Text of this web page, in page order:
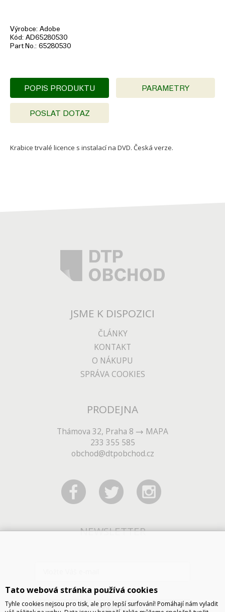
Výrobce Adobe
Kód AD65280530
Part No. 65280530
POPIS PRODUKTU PARAMETRY
POSLAT DOTAZ
Krabice trvalé licence s instalací na DVD. Česká verze.
JSME K DISPOZICI
ČLÁNKY
KONTAKT
O NÁKUPU
SPRÁVA COOKIES
PRODEJNA
Thámova 32, Praha 8
MAPA
233 355 585
obchod@dtpobchod.cz
NEWSLETTER
ODESLAT
Tato webová stránka používá cookies
Tyhle cookies nejsou pro tisk, ale pro lepší surfování! Pomáhají nám vyladit